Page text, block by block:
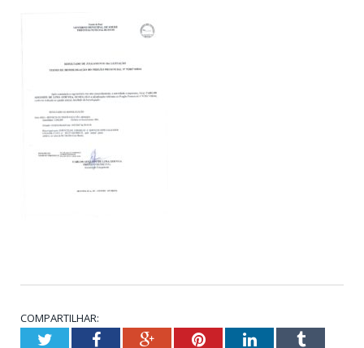
COMPARTILHAR:
TwitterFacebookGoogle+PinterestLinkedInTumblr